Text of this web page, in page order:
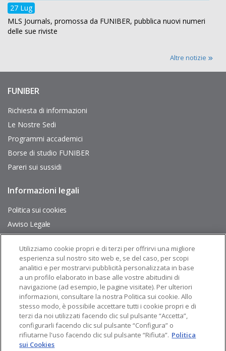
27 Lug
MLS Journals, promossa da FUNIBER, pubblica nuovi numeri
delle sue riviste
Altre notizie
Enlaces
interés
FUNIBER
Richiesta di informazioni
Le Nostre Sedi
Programmi accademici
Borse di studio FUNIBER
Pareri sui sussidi
Pie
página
Informazioni legali
Politica sui cookies
Avviso Legale
Mappa del Sito
Seguiteci su:
Utilizziamo cookie propri e di terzi per offrirvi una migliore
esperienza sul nostro sito web e, se del caso, per scopi
analitici e per mostrarvi pubblicità personalizzata in base
a un profilo elaborato in base alle vostre abitudini di
navigazione (ad esempio, le pagine visitate). Per ulteriori
informazioni, consultare la nostra Politica sui cookie. Allo
stesso modo, è possibile accettare tutti i cookie propri e di
terzi da noi utilizzati facendo clic sul pulsante “Accetta”,
configurarli facendo clic sul pulsante “Configura” o
rifiutarne l'uso facendo clic sul pulsante “Rifiuta”. Politica
sui Cookies